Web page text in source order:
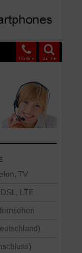
Suche
Hotline
TV
LTE